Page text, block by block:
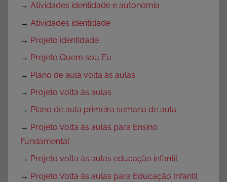
→ Atividades identidade e autonomia
→ Atividades identidade
→ Projeto identidade
→ Projeto Quem sou Eu
→ Plano de aula volta às aulas
→ Projeto volta às aulas
→ Plano de aula primeira semana de aula
→ Projeto Volta às aulas para Ensino
Fundamental
→ Projeto volta às aulas educação infantil
→ Projeto Volta às aulas para Educação Infantil